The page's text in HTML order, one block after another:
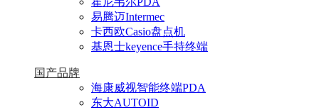
易腾迈Intermec
卡西欧Casio盘点机
基恩士keyence手持终端
国产品牌
海康威视智能终端PDA
东大AUTOID